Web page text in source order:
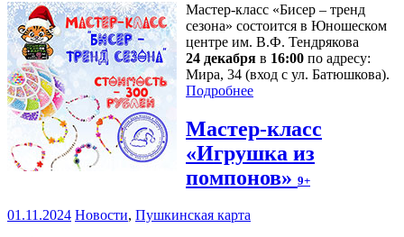
Мастер-класс «Бисер – тренд
сезона» состоится в Юношеском
центре им. В.Ф. Тендрякова
24 декабря в 16:00 по адресу:
Мира, 34 (вход с ул. Батюшкова).
Подробнее
Мастер-класс
«Игрушка из
помпонов» 9+
01.11.2024 Новости, Пушкинская карта